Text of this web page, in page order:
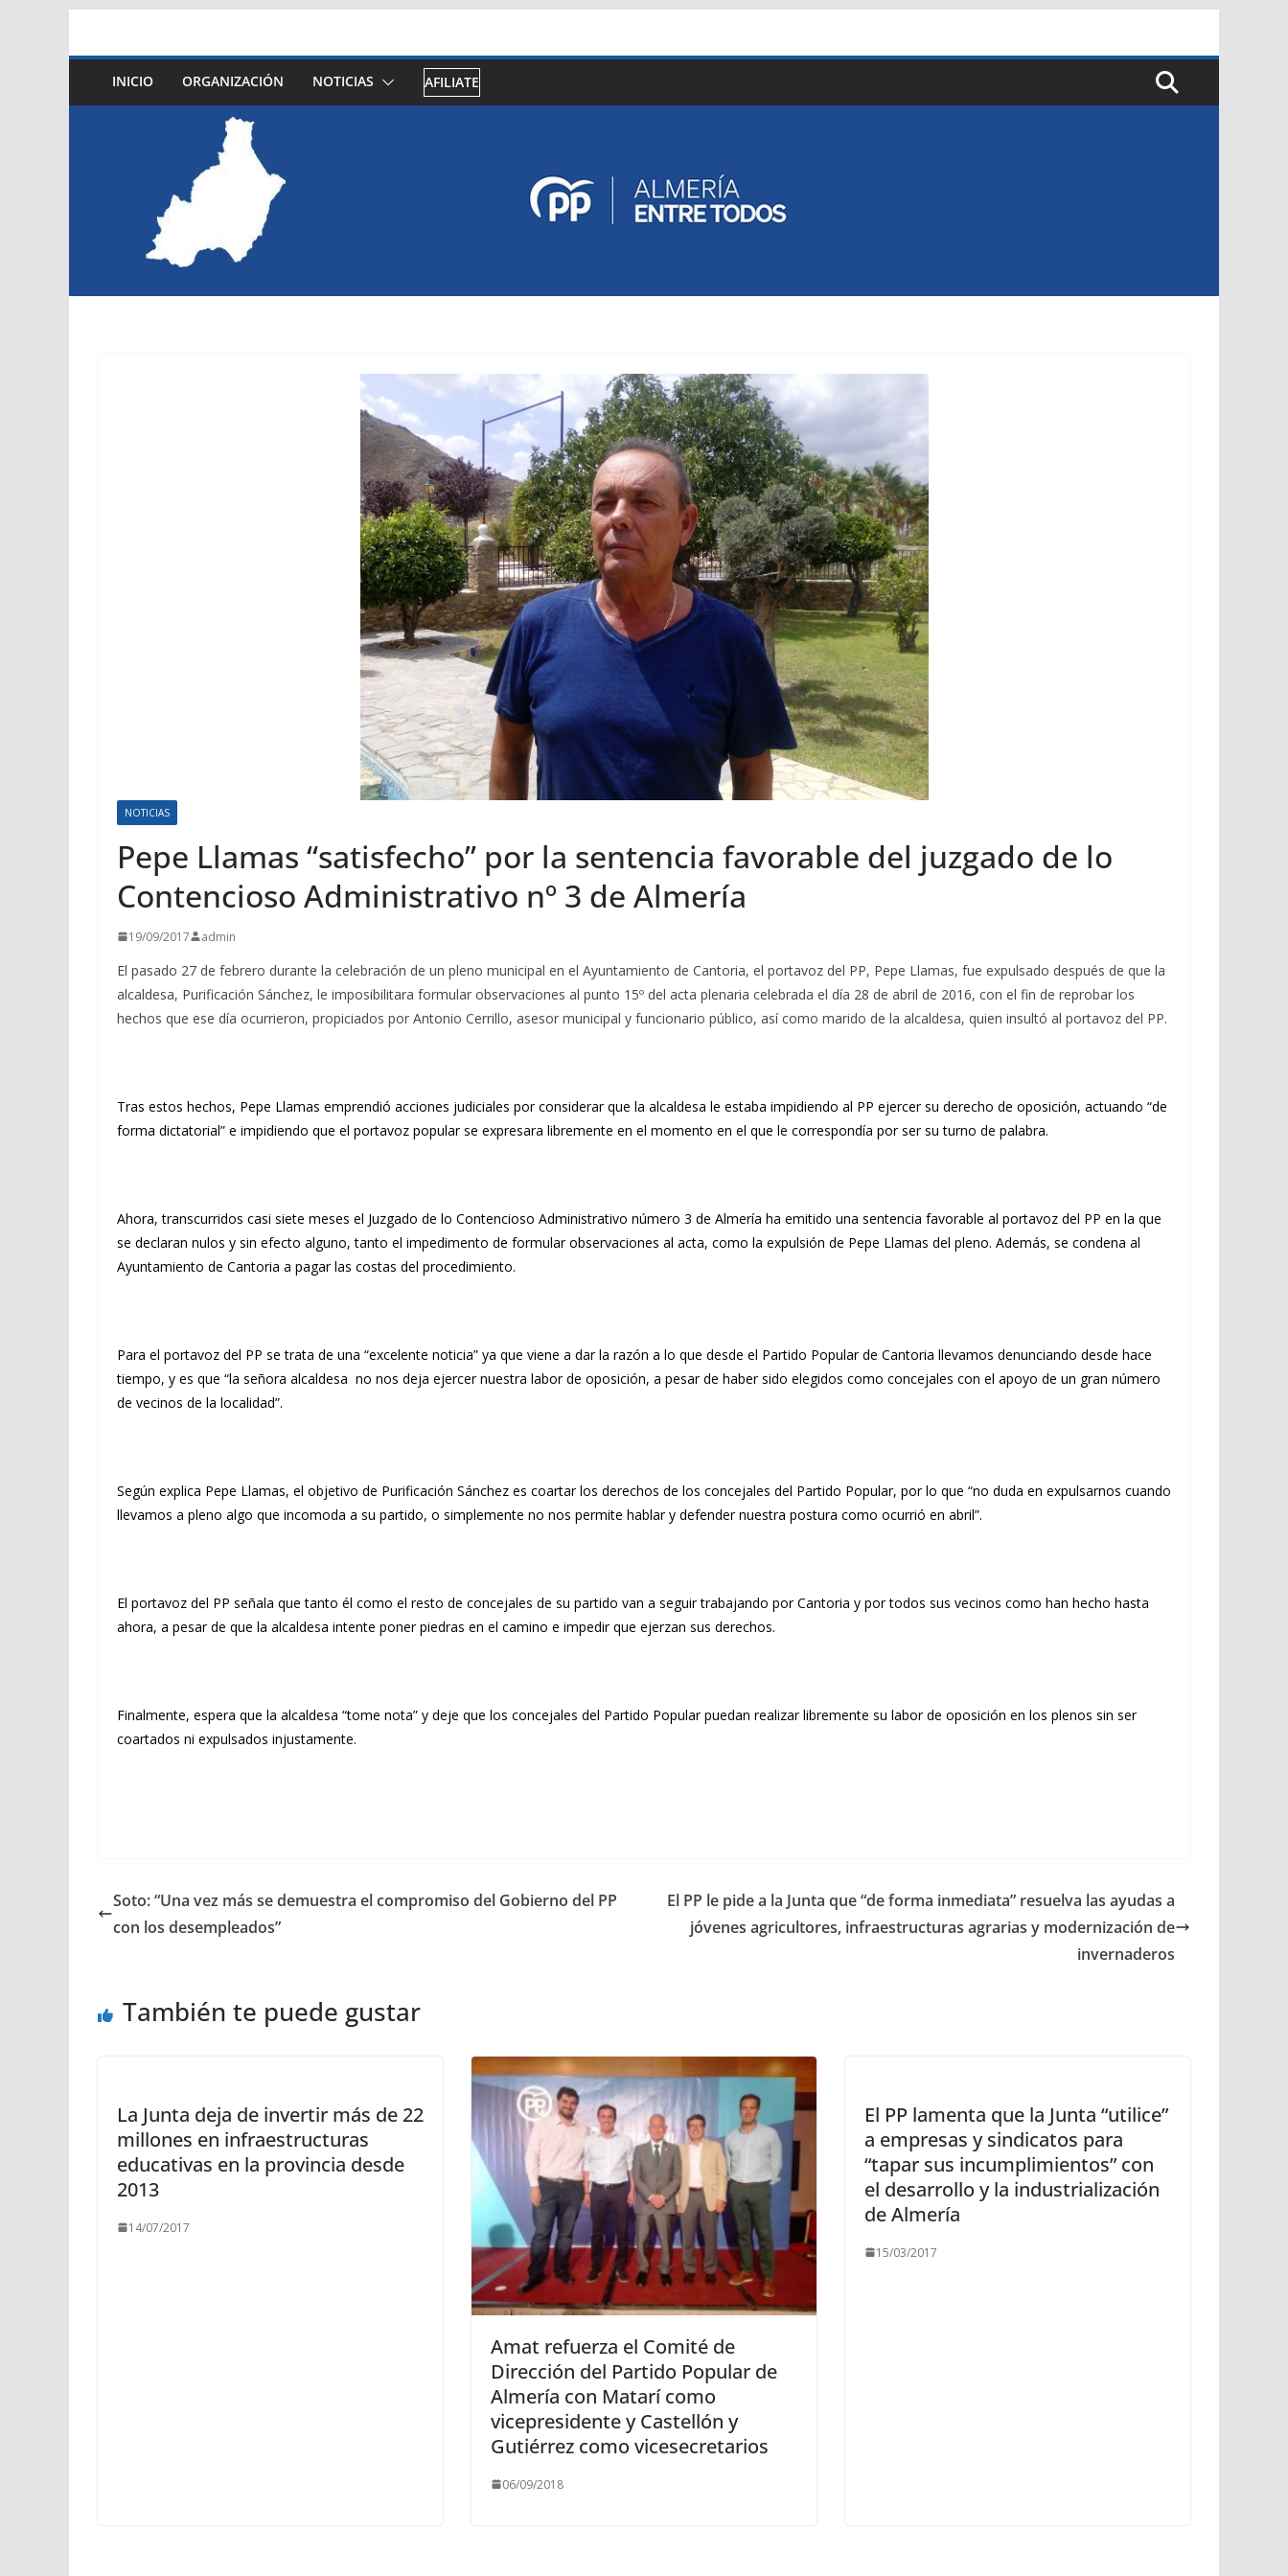
contenido
INICIO ORGANIZACIÓN NOTICIAS AFILIATE
NOTICIAS
Pepe Llamas “satisfecho” por la sentencia favorable del juzgado de lo
Contencioso Administrativo nº 3 de Almería
19/09/2017 admin
El pasado 27 de febrero durante la celebración de un pleno municipal en el Ayuntamiento de Cantoria, el portavoz del PP, Pepe Llamas, fue expulsado después de que la
alcaldesa, Purificación Sánchez, le imposibilitara formular observaciones al punto 15º del acta plenaria celebrada el día 28 de abril de 2016, con el fin de reprobar los
hechos que ese día ocurrieron, propiciados por Antonio Cerrillo, asesor municipal y funcionario público, así como marido de la alcaldesa, quien insultó al portavoz del PP.
Tras estos hechos, Pepe Llamas emprendió acciones judiciales por considerar que la alcaldesa le estaba impidiendo al PP ejercer su derecho de oposición, actuando “de
forma dictatorial” e impidiendo que el portavoz popular se expresara libremente en el momento en el que le correspondía por ser su turno de palabra.
Ahora, transcurridos casi siete meses el Juzgado de lo Contencioso Administrativo número 3 de Almería ha emitido una sentencia favorable al portavoz del PP en la que
se declaran nulos y sin efecto alguno, tanto el impedimento de formular observaciones al acta, como la expulsión de Pepe Llamas del pleno. Además, se condena al
Ayuntamiento de Cantoria a pagar las costas del procedimiento.
Para el portavoz del PP se trata de una “excelente noticia” ya que viene a dar la razón a lo que desde el Partido Popular de Cantoria llevamos denunciando desde hace
tiempo, y es que “la señora alcaldesa no nos deja ejercer nuestra labor de oposición, a pesar de haber sido elegidos como concejales con el apoyo de un gran número
de vecinos de la localidad”.
Según explica Pepe Llamas, el objetivo de Purificación Sánchez es coartar los derechos de los concejales del Partido Popular, por lo que “no duda en expulsarnos cuando
llevamos a pleno algo que incomoda a su partido, o simplemente no nos permite hablar y defender nuestra postura como ocurrió en abril”.
El portavoz del PP señala que tanto él como el resto de concejales de su partido van a seguir trabajando por Cantoria y por todos sus vecinos como han hecho hasta
ahora, a pesar de que la alcaldesa intente poner piedras en el camino e impedir que ejerzan sus derechos.
Finalmente, espera que la alcaldesa “tome nota” y deje que los concejales del Partido Popular puedan realizar libremente su labor de oposición en los plenos sin ser
coartados ni expulsados injustamente.
Soto: “Una vez más se demuestra el compromiso del Gobierno del PP
con los desempleados”
El PP le pide a la Junta que “de forma inmediata” resuelva las ayudas a
jóvenes agricultores, infraestructuras agrarias y modernización de
invernaderos
También te puede gustar
La Junta deja de invertir más de 22
millones en infraestructuras
educativas en la provincia desde
2013
14/07/2017
Amat refuerza el Comité de
Dirección del Partido Popular de
Almería con Matarí como
vicepresidente y Castellón y
Gutiérrez como vicesecretarios
06/09/2018
El PP lamenta que la Junta “utilice”
a empresas y sindicatos para
“tapar sus incumplimientos” con
el desarrollo y la industrialización
de Almería
15/03/2017